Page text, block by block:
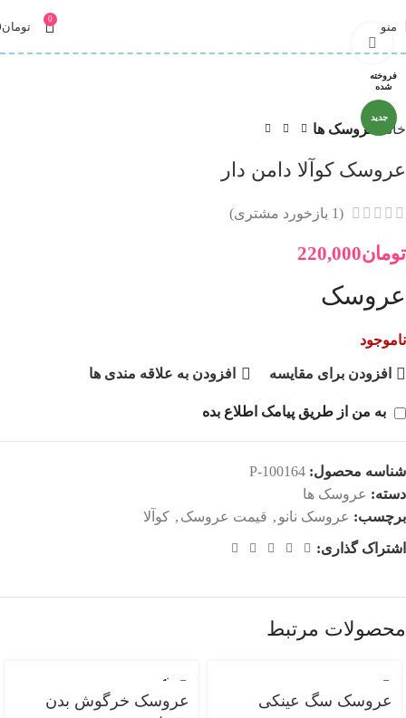
منو
0
تومان
فروخته
شده
جدید
خانه عروسک ها
عروسک کوآلا دامن دار
(
1 بازخورد مشتری)
تومان220,000
عروسک
ناموجود
افزودن برای مقایسه افزودن به علاقه مندی ها
به من از طریق پیامک اطلاع بده
شناسه محصول: P-100164
دسته: عروسک ها
برچسب: عروسک نانو , قیمت عروسک , کوآلا
اشتراک گذاری:
محصولات مرتبط
عروسک سگ عینکی
فروخته
عروسک خرگوش بدن